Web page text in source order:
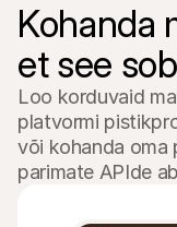
Kohanda
et see
Loo korduvaid
platvormi
või kohanda oma
parimate APIde